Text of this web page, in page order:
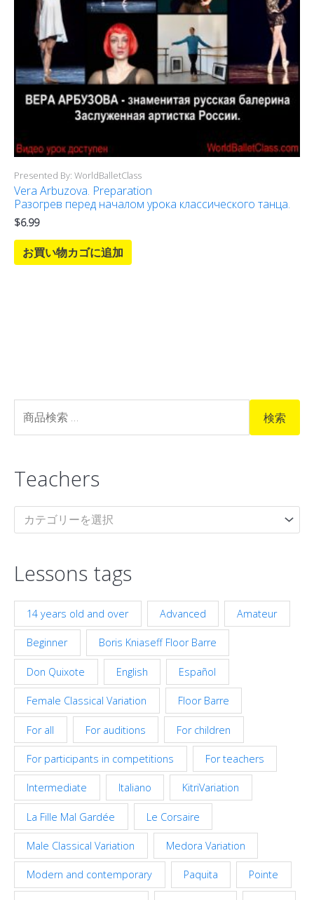
Presented By: WorldBalletClass
Vera Arbuzova. Preparation
Разогрев перед началом урока классического танца.
$6.99
お買い物カゴに追加
検
索
象
検索
Teachers
カテゴリーを選択
Lessons tags
14 years old and over Advanced Amateur
Beginner Boris Kniaseff Floor Barre
Don Quixote English Español
Female Classical Variation Floor Barre
For all For auditions For children
For participants in competitions For teachers
Intermediate Italiano KitriVariation
La Fille Mal Gardée Le Corsaire
Male Classical Variation Medora Variation
Modern and contemporary Paquita Pointe